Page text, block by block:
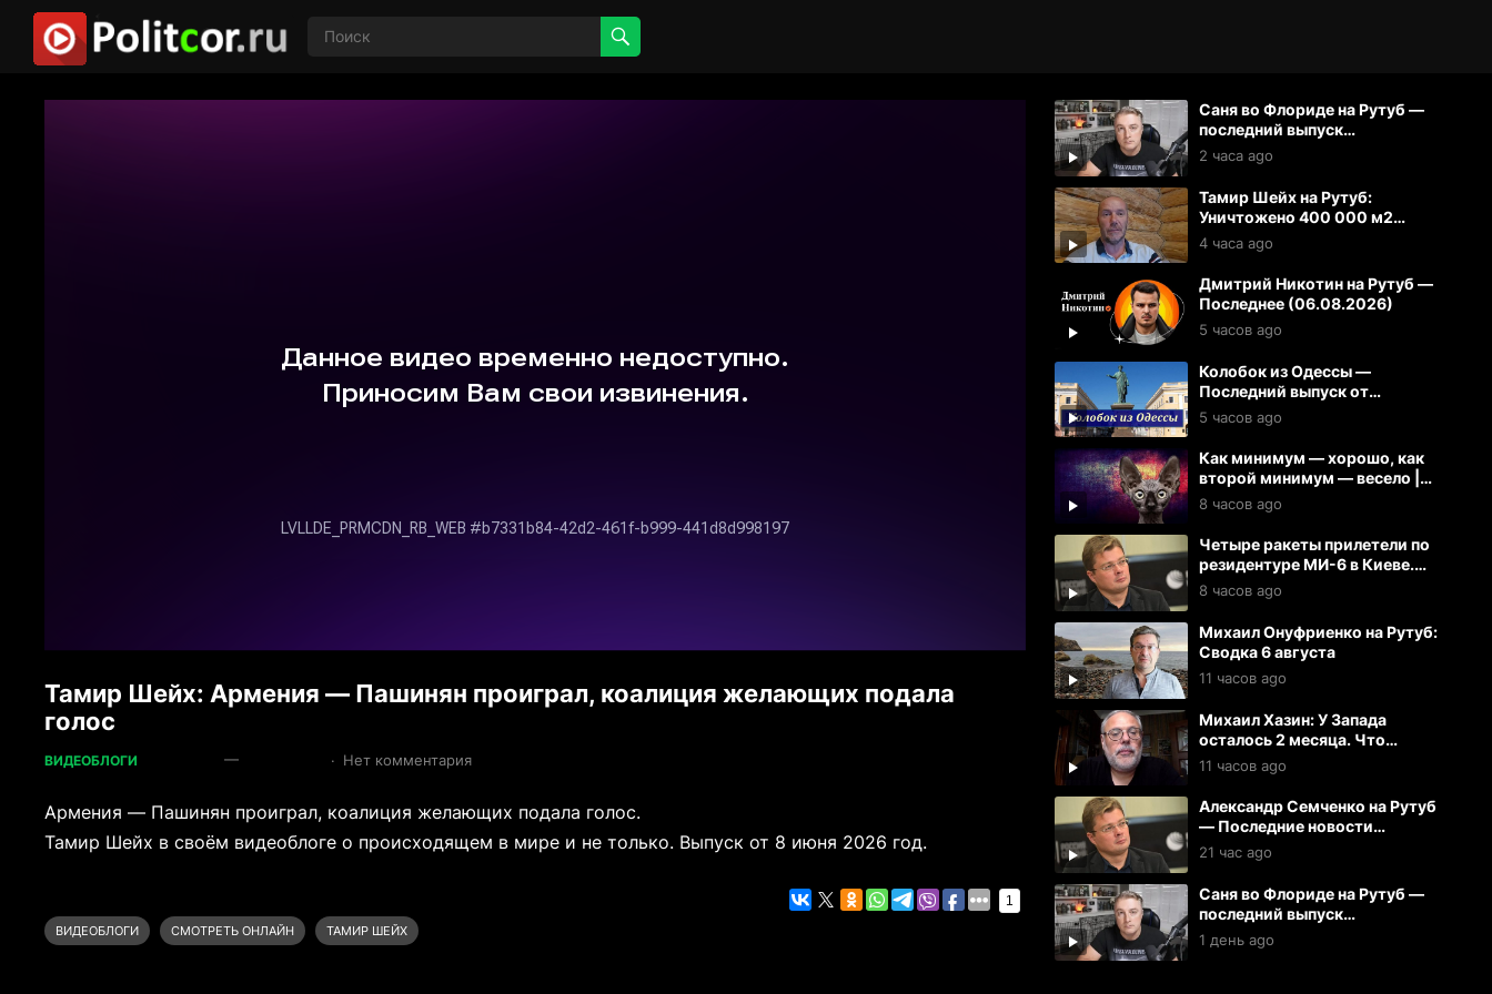
Тамир Шейх: Армения — Пашинян проиграл, коалиция желающих подала
голос
ВИДЕОБЛОГИ — · Нет комментария
Армения — Пашинян проиграл, коалиция желающих подала голос.
Тамир Шейх в своём видеоблоге о происходящем в мире и не только. Выпуск от 8 июня 2026 год.
1
ВИДЕОБЛОГИ
СМОТРЕТЬ ОНЛАЙН ТАМИР ШЕЙХ
Саня во Флориде на Рутуб —
последний выпуск
(06.08.2026)
2 часа ago
Тамир Шейх на Рутуб:
Уничтожено 400 000 м2
складов 100 кораблей на
Украине
4 часа ago
Дмитрий Никотин на Рутуб —
Последнее (06.08.2026)
5 часов ago
Колобок из Одессы —
Последний выпуск от
06.08.2026
5 часов ago
Как минимум — хорошо, как
второй минимум — весело |
Кот Костян
8 часов ago
Четыре ракеты прилетели по
резидентуре МИ-6 в Киеве.
Резидент при смерти. Тяжело
ранены 27 офицеров
8 часов ago
Михаил Онуфриенко на Рутуб:
Сводка 6 августа
11 часов ago
Михаил Хазин: У Запада
осталось 2 месяца. Что
дальше?
11 часов ago
Александр Семченко на Рутуб
— Последние новости
(06.08.2026)
21 час ago
Саня во Флориде на Рутуб —
последний выпуск
(05.08.2026)
1 день ago